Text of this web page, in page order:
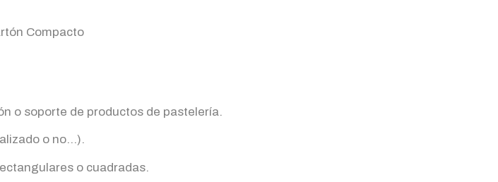
Compacto
o soporte de productos de pastelería.
o no…).
o cuadradas.